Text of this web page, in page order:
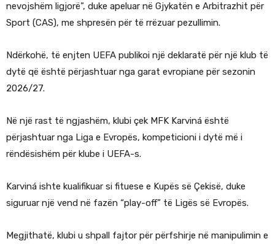
nevojshëm ligjorë”, duke apeluar në Gjykatën e Arbitrazhit për
Sport (CAS), me shpresën për të rrëzuar pezullimin.
Ndërkohë, të enjten UEFA publikoi një deklaratë për një klub të
dytë që është përjashtuar nga garat evropiane për sezonin
2026/27.
Në një rast të ngjashëm, klubi çek MFK Karviná është
përjashtuar nga Liga e Evropës, kompeticioni i dytë më i
rëndësishëm për klube i UEFA-s.
Karviná ishte kualifikuar si fituese e Kupës së Çekisë, duke
siguruar një vend në fazën “play-off” të Ligës së Evropës.
Megjithatë, klubi u shpall fajtor për përfshirje në manipulimin e